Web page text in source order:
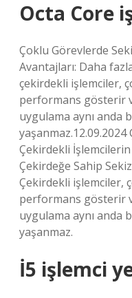
Octa Core
Çoklu Görevlerde
Avantajları: Daha
çekirdekli işlemciler,
performans gösterir
uygulama aynı anda
Çekirdekli İşlemcilerin
Çekirdeğe Sahip
Çekirdekli işlemciler,
performans gösterir
uygulama aynı anda
yaşanmaz.
İ5 işlemci